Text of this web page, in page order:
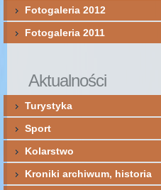
Fotogaleria 2012
Fotogaleria 2011
Aktualności
Turystyka
Sport
Kolarstwo
Kroniki archiwum, historia